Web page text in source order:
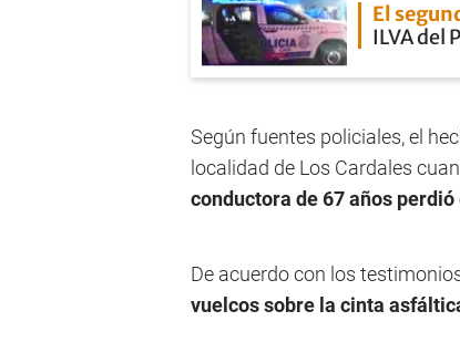
El
ILVA del
Según fuentes policiales, el
localidad de Los Cardales
conductora de 67 años
De acuerdo con los
vuelcos sobre la cinta